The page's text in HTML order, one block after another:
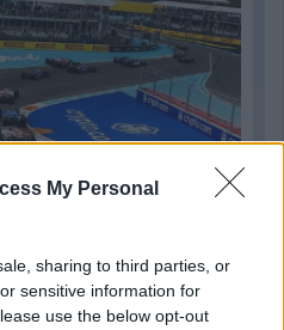
My Personal
sharing to third parties, or
sensitive information for
use the below opt-out
órája